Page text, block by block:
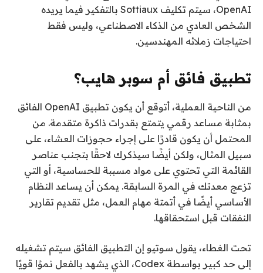
OpenAI، سيتم تكليف Sottiaux بالتفكير فيما يريده
الشخص العادي من الذكاء الاصطناعي، وليس فقط
احتياجات زملائه المهندسين.
تطبيق فائق أم سوبر هايب؟
من الناحية العملية، أتوقع أن يكون تطبيق OpenAI الفائق
بمثابة مساعد رقمي يتمتع بقدرات ذاكرة متقدمة. من
المحتمل أن يكون قادرًا على إجراء حجوزات العشاء، على
سبيل المثال، ولكن أيضًا سيذكرك لاحقًا بتجنب عناصر
القائمة التي تحتوي على مواد مسببة للحساسية، أو التي
تزعج معدتك في المرة السابقة. يمكن أن يساعد النظام
الأساسي أيضًا في أتمتة مهام العمل، مثل تقديم تقارير
النفقات قبل استحقاقها.
تحت الغطاء، يقول سوتيو إن التطبيق الفائق سيتم تشغيله
إلى حد كبير بواسطة Codex، الذي يشهد بالفعل نموًا قويًا